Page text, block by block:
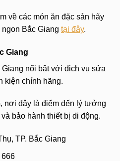
về các món ăn đặc sản hãy
Bắc Giang tại đây.
Giang
nổi bật với dịch vụ sửa
kiện chính hãng.
nơi đây là điểm đến lý tưởng
bảo hành thiết bị di động.
TP. Bắc Giang
666